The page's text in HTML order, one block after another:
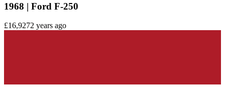
1968 | Ford F-250
£16,9272 years ago